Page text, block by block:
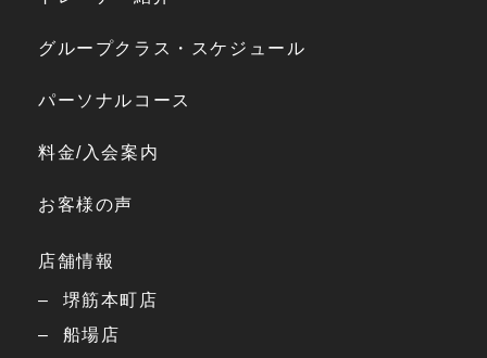
グループクラス・スケジュール
パーソナルコース
料金/入会案内
お客様の声
店舗情報
堺筋本町店
船場店